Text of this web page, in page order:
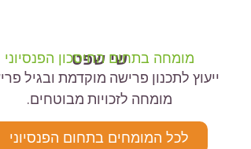
שי שפט
מומחה בתחום החיסכון הפנסיוני
ייעוץ לתכנון פרישה מוקדמת ובגיל
מומחה לזכויות מבוטחים.
לכל המומחים בתחום הפנסיוני